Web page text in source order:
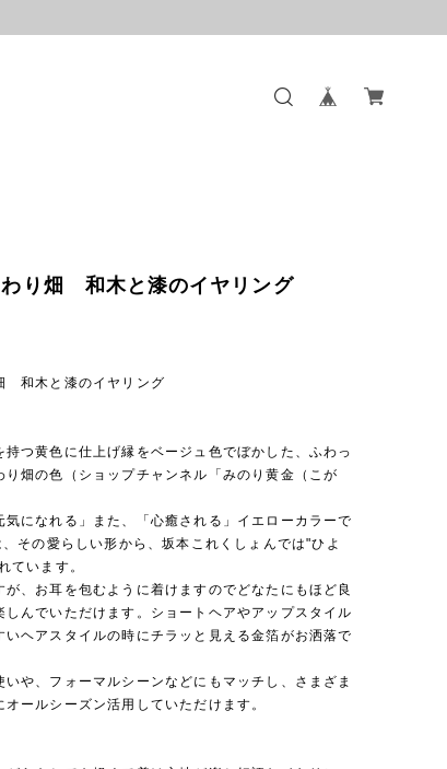
り畑 和木と漆のイヤリング
和木と漆のイヤリング
持つ黄色に仕上げ縁をベージュ色でぼかした、ふわっ
り畑の色（ショップチャンネル「みのり黄金（こが
気になれる」また、「心癒される」イエローカラーで
その愛らしい形から、坂本これくしょんでは"ひよ
ています。
が、お耳を包むように着けますのでどなたにもほど良
しんでいただけます。ショートヘアやアップスタイル
いヘアスタイルの時にチラッと見える金箔がお洒落で
いや、フォーマルシーンなどにもマッチし、さまざま
ールシーズン活用していただけます。